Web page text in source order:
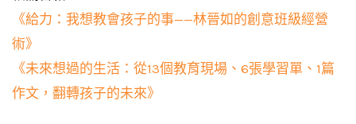
《給力：我想教會孩子的事——林晉如的創意班級經營
術》
《未來想過的生活：從13個教育現場、6張學習單、1篇
作文，翻轉孩子的未來》